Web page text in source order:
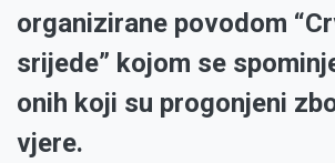
organizirane povodom
srijede” kojom se
onih koji su progonjeni
vjere.